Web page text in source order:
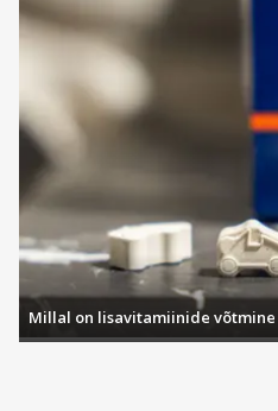
Millal on lisavitamiinide